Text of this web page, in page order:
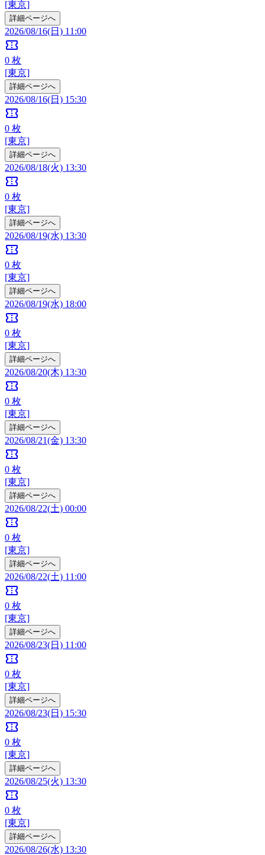
[東京]
詳細ページへ
2026/08/16(日) 11:00
confirmation_number
0 枚
[東京]
詳細ページへ
2026/08/16(日) 15:30
confirmation_number
0 枚
[東京]
詳細ページへ
2026/08/18(火) 13:30
confirmation_number
0 枚
[東京]
詳細ページへ
2026/08/19(水) 13:30
confirmation_number
0 枚
[東京]
詳細ページへ
2026/08/19(水) 18:00
confirmation_number
0 枚
[東京]
詳細ページへ
2026/08/20(木) 13:30
confirmation_number
0 枚
[東京]
詳細ページへ
2026/08/21(金) 13:30
confirmation_number
0 枚
[東京]
詳細ページへ
2026/08/22(土) 00:00
confirmation_number
0 枚
[東京]
詳細ページへ
2026/08/22(土) 11:00
confirmation_number
0 枚
[東京]
詳細ページへ
2026/08/23(日) 11:00
confirmation_number
0 枚
[東京]
詳細ページへ
2026/08/23(日) 15:30
confirmation_number
0 枚
[東京]
詳細ページへ
2026/08/25(火) 13:30
confirmation_number
0 枚
[東京]
詳細ページへ
2026/08/26(水) 13:30